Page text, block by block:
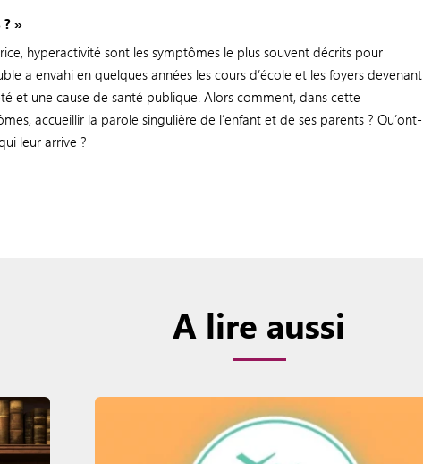
? »
hyperactivité sont les symptômes le plus souvent décrits pour
a envahi en quelques années les cours d’école et les foyers devenant
et une cause de santé publique. Alors comment, dans cette
accueillir la parole singulière de l’enfant et de ses parents ? Qu’ont-
leur arrive ?
A lire aussi